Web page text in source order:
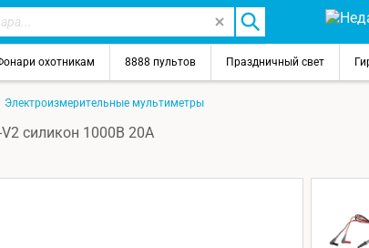
охотникам 8888 пультов Праздничный свет
Электроизмерительные мультиметры
силикон 1000В 20А